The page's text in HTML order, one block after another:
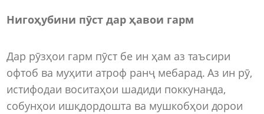
Нигоҳубини пӯст дар ҳавои гарм
Дар рӯзҳои гарм пӯст бе ин ҳам аз таъсири
офтоб ва муҳити атроф ранҷ мебарад. Аз ин рӯ,
истифодаи воситаҳои шадиди поккунанда,
собунҳои ишқдордошта ва мушкобҳои дорои